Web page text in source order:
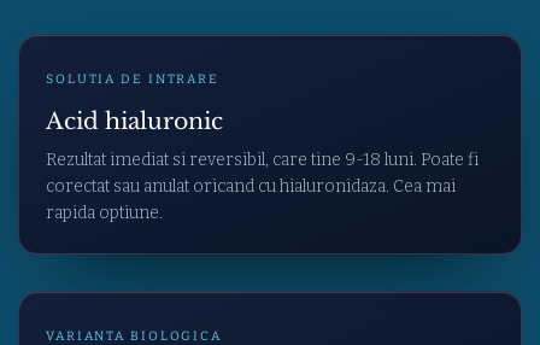
SOLUTIA DE INTRARE
Acid hialuronic
Rezultat imediat si reversibil, care tine 9-18 luni. Poate fi
corectat sau anulat oricand cu hialuronidaza. Cea mai
rapida optiune.
VARIANTA BIOLOGICA